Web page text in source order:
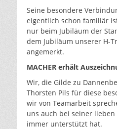
Seine besondere
eigentlich schon familiär
nur beim Jubiläum der
dem Jubiläum unserer H-
angemerkt.
MACHER erhält
Wir, die Gilde zu
Thorsten Pils für diese
wir von Teamarbeit
uns auch bei seiner
immer unterstützt hat.